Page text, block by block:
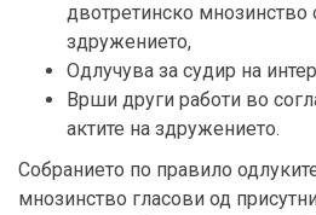
двотретинско мнозинство
здружението,
Одлучува за судир на
Врши други работи во
актите на здружението.
Собранието по правило
мнозинство гласови од